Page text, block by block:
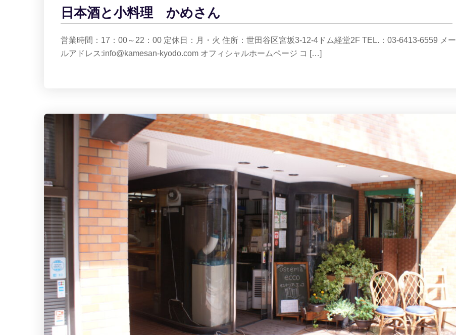
日本酒と小料理 かめさん
営業時間：17：00～22：00 定休日：月・火 住所：世田谷区宮坂3-12-4ドム経堂2F TEL.：03-6413-6559 メー
ルアドレス:info@kamesan-kyodo.com オフィシャルホームページ コ […]